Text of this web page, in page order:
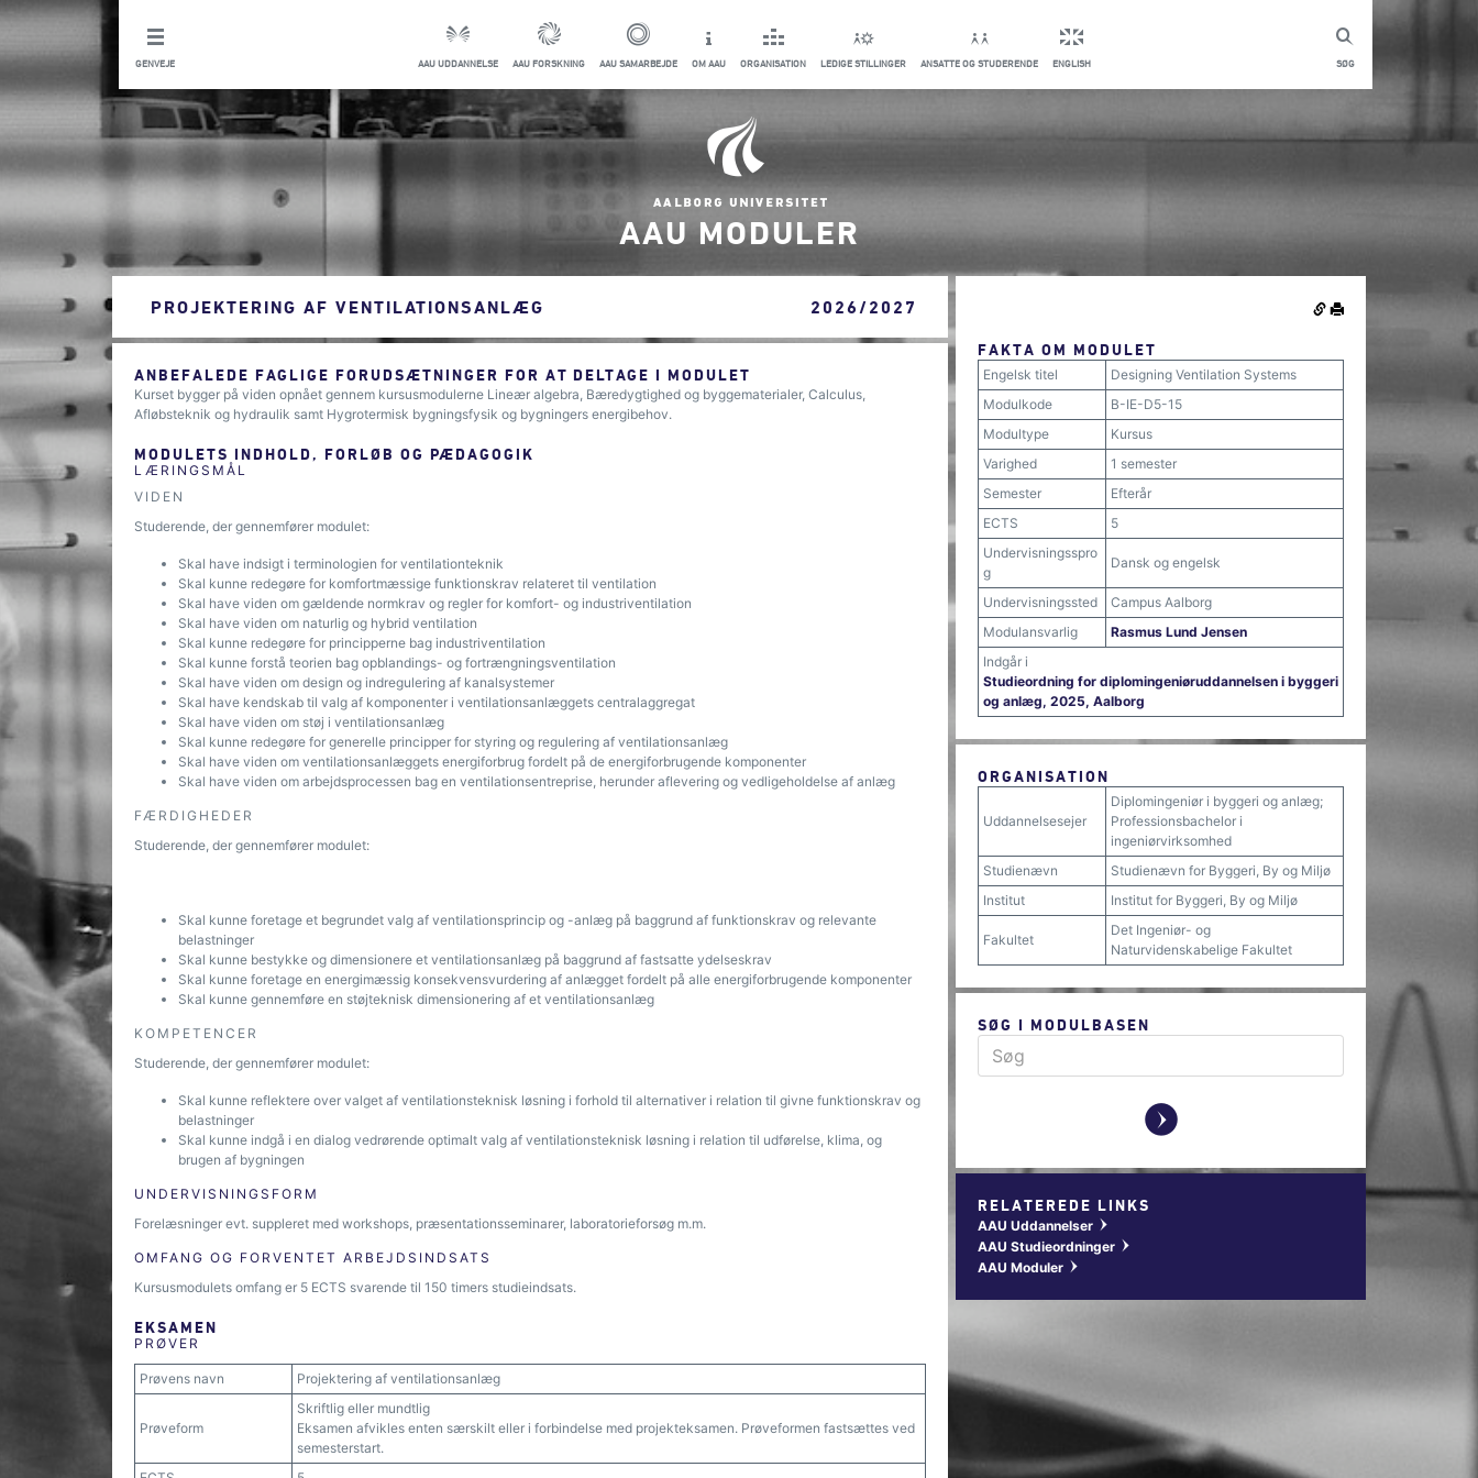
SØG
GENVEJE AAU UDDANNELSE AAU FORSKNING AAU SAMARBEJDE OM AAU ORGANISATION LEDIGE STILLINGER ANSATTE OG STUDERENDE ENGLISH
AAU MODULER
PROJEKTERING AF VENTILATIONSANLÆG 2026/2027
ANBEFALEDE FAGLIGE FORUDSÆTNINGER FOR AT DELTAGE I MODULET
Kurset bygger på viden opnået gennem kursusmodulerne Lineær algebra, Bæredygtighed og byggematerialer, Calculus,
Afløbsteknik og hydraulik samt Hygrotermisk bygningsfysik og bygningers energibehov.
MODULETS INDHOLD, FORLØB OG PÆDAGOGIK
LÆRINGSMÅL
VIDEN
Studerende, der gennemfører modulet:
Skal have indsigt i terminologien for ventilationteknik
Skal kunne redegøre for komfortmæssige funktionskrav relateret til ventilation
Skal have viden om gældende normkrav og regler for komfort- og industriventilation
Skal have viden om naturlig og hybrid ventilation
Skal kunne redegøre for principperne bag industriventilation
Skal kunne forstå teorien bag opblandings- og fortrængningsventilation
Skal have viden om design og indregulering af kanalsystemer
Skal have kendskab til valg af komponenter i ventilationsanlæggets centralaggregat
Skal have viden om støj i ventilationsanlæg
Skal kunne redegøre for generelle principper for styring og regulering af ventilationsanlæg
Skal have viden om ventilationsanlæggets energiforbrug fordelt på de energiforbrugende komponenter
Skal have viden om arbejdsprocessen bag en ventilationsentreprise, herunder aflevering og vedligeholdelse af anlæg
FÆRDIGHEDER
Studerende, der gennemfører modulet:
Skal kunne foretage et begrundet valg af ventilationsprincip og -anlæg på baggrund af funktionskrav og relevante
belastninger
Skal kunne bestykke og dimensionere et ventilationsanlæg på baggrund af fastsatte ydelseskrav
Skal kunne foretage en energimæssig konsekvensvurdering af anlægget fordelt på alle energiforbrugende komponenter
Skal kunne gennemføre en støjteknisk dimensionering af et ventilationsanlæg
KOMPETENCER
Studerende, der gennemfører modulet:
Skal kunne reflektere over valget af ventilationsteknisk løsning i forhold til alternativer i relation til givne funktionskrav og
belastninger
Skal kunne indgå i en dialog vedrørende optimalt valg af ventilationsteknisk løsning i relation til udførelse, klima, og
brugen af bygningen
UNDERVISNINGSFORM
Forelæsninger evt. suppleret med workshops, præsentationsseminarer, laboratorieforsøg m.m.
OMFANG OG FORVENTET ARBEJDSINDSATS
Kursusmodulets omfang er 5 ECTS svarende til 150 timers studieindsats.
EKSAMEN
PRØVER
Prøvens navn Projektering af ventilationsanlæg
Prøveform
Skriftlig eller mundtlig
Eksamen afvikles enten særskilt eller i forbindelse med projekteksamen. Prøveformen fastsættes ved
semesterstart.
FAKTA OM MODULET
Engelsk titel
Designing Ventilation Systems
Modulkode
B-IE-D5-15
Modultype
Kursus
Varighed
1 semester
Semester
Efterår
ECTS
5
Undervisningsspro
g
Dansk og engelsk
Undervisningssted
Campus Aalborg
Modulansvarlig
Rasmus Lund Jensen
Indgår i
Studieordning for diplomingeniøruddannelsen i byggeri
og anlæg, 2025, Aalborg
ORGANISATION
Uddannelsesejer
Diplomingeniør i byggeri og anlæg;
Professionsbachelor i
ingeniørvirksomhed
Studienævn
Studienævn for Byggeri, By og Miljø
Institut
Institut for Byggeri, By og Miljø
Fakultet
Det Ingeniør- og
Naturvidenskabelige Fakultet
SØG I MODULBASEN
y
RELATEREDE LINKS
AAU Uddannelser w
AAU Studieordninger w
AAU Moduler w